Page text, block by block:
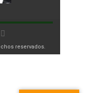
reservados.